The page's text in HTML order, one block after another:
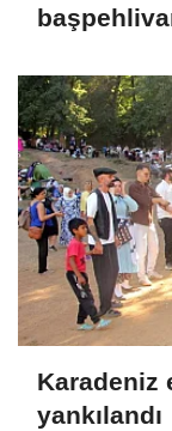
Karadeniz
yankılandı